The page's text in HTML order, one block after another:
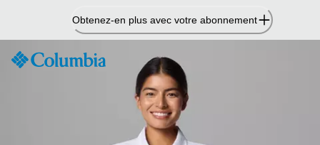
contenu
Obtenez-en plus avec votre abonnement